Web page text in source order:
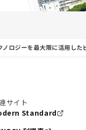
ノロジーを最大限に活用し
サイト
Standard